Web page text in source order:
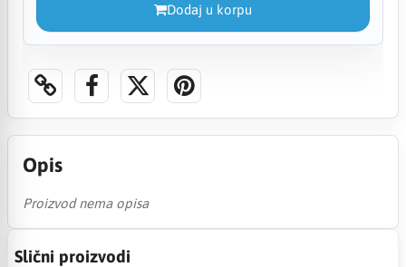
Dodaj u korpu
Opis
Proizvod nema opisa
Slični proizvodi